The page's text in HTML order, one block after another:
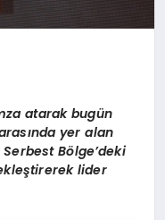
atarak bugün
yer alan
Bölge’deki
lider